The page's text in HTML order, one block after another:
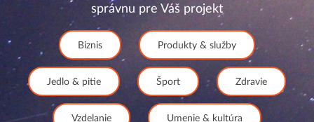
správnu pre Váš projekt
Biznis Produkty & služby
Jedlo & pitie Šport Zdravie
Vzdelanie Umenie & kultúra